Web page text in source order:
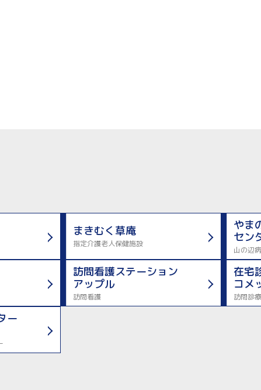
まきむく草庵
指定介護老人保健施設
やま
セン
山の辺
訪問看護ステーション
アップル
訪問看護
在宅
コメ
訪問診療
ー